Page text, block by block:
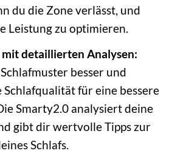
du die Zone verlässt, und
Leistung zu optimieren.
mit detaillierten Analysen:
besser und
für eine bessere
Smarty2.0 analysiert deine
gibt dir wertvolle Tipps zur
Schlafs.